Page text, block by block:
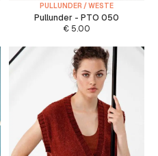
PULLUNDER / WESTE
Pullunder - PTO 050
€ 5.00